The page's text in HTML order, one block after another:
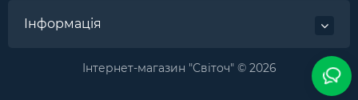
Інформація
Інтернет-магазин "Світоч" © 2026